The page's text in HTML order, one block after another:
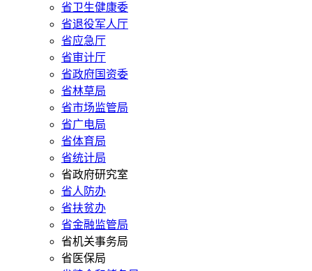
省卫生健康委
省退役军人厅
省应急厅
省审计厅
省政府国资委
省林草局
省市场监管局
省广电局
省体育局
省统计局
省政府研究室
省人防办
省扶贫办
省金融监管局
省机关事务局
省医保局